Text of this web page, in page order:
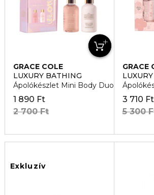
GRACE COLE
LUXURY BATHING
Ápolókészlet Mini Body Duo
1 890 Ft
2 700 Ft
GRACE
3 710 Ft
5 300
Exkluzív